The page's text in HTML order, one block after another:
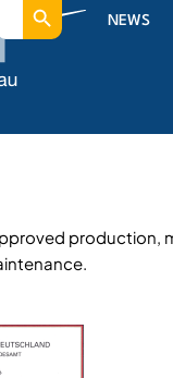
NEWS
Search
production,